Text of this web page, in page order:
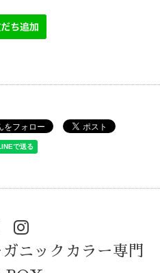
ニックカラー専門